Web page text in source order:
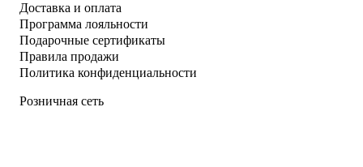
Доставка и оплата
Программа лояльности
Подарочные сертификаты
Правила продажи
Политика конфиденциальности
Розничная сеть